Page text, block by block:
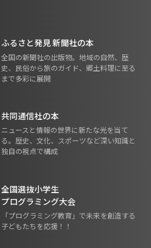
ふるさと発見 新聞社の本
全国の新聞社の出版物。地域の自然、歴
史、民俗から旅のガイド、郷土料理に至る
まで多彩に展開
共同通信社の本
ニュースと情報の世界に新たな光を当て
る。歴史、文化、スポーツなど深い知識と
独自の視点で構成
全国選抜小学生
プログラミング大会
「プログラミング教育」で未来を創造する
子どもたちを応援！！